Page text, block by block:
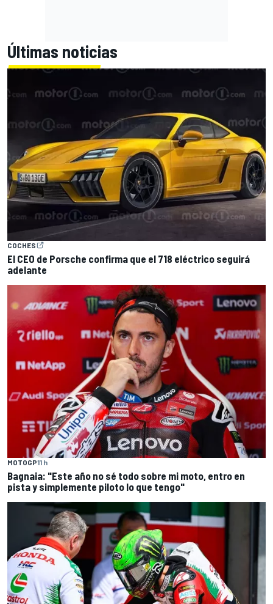
Últimas noticias
COCHES
El CEO de Porsche confirma que el 718 eléctrico seguirá
adelante
MOTOGP11 h
Bagnaia: "Este año no sé todo sobre mi moto, entro en
pista y simplemente piloto lo que tengo"